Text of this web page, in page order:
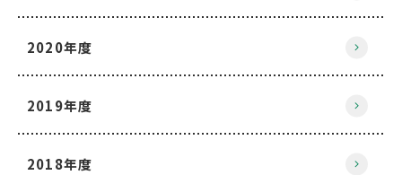
2020年度
2019年度
2018年度